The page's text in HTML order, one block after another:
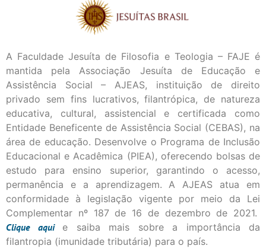
A Faculdade Jesuíta de Filosofia e Teologia – FAJE é
mantida pela Associação Jesuíta de Educação e
Assistência Social – AJEAS, instituição de direito
privado sem fins lucrativos, filantrópica, de natureza
educativa, cultural, assistencial e certificada como
Entidade Beneficente de Assistência Social (CEBAS), na
área de educação. Desenvolve o Programa de Inclusão
Educacional e Acadêmica (PIEA), oferecendo bolsas de
estudo para ensino superior, garantindo o acesso,
permanência e a aprendizagem. A AJEAS atua em
conformidade à legislação vigente por meio da Lei
Complementar nº 187 de 16 de dezembro de 2021.
Cliqueaqui
e saiba mais sobre a importância da
filantropia (imunidade tributária) para o país.